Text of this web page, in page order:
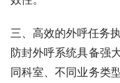
三、高效的外呼任务
防封外呼系统具备强
同科室、不同业务类